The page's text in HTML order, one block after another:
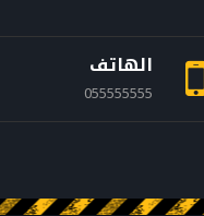
الهاتف
055555555